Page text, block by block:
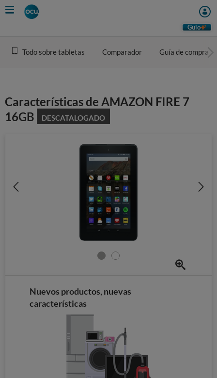
Skip
to
Guio
Todo sobre tabletas Comparador Guía de compra
Características de AMAZON FIRE 7
16GB
DESCATALOGADO
Nuevos productos, nuevas
características